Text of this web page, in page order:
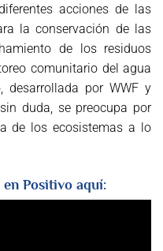
acciones de las
la conservación de las
de los residuos
comunitario del agua
desarrollada por WWF y
duda, se preocupa por
de los ecosistemas a lo
Positivo aquí: